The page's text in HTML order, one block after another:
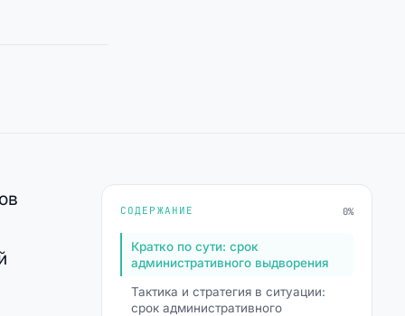
СОДЕРЖАНИЕ 0%
Кратко по сути: срок
административного выдворения
Тактика и стратегия в ситуации:
срок административного